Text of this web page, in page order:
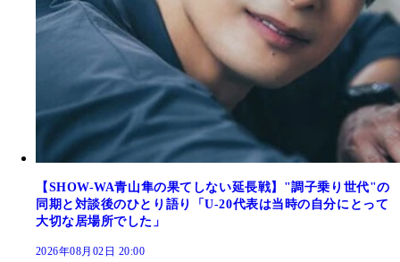
【SHOW-WA青山隼の果てしない延長戦】"調子乗り世代"の
同期と対談後のひとり語り「U-20代表は当時の自分にとって
大切な居場所でした」
2026年08月02日 20:00